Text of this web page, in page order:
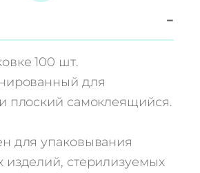
−
100 шт.
для
плоский самоклеящийся.
для упаковывания
изделий, стерилизуемых